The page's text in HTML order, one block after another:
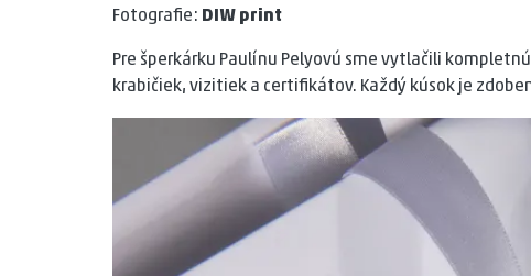
Oznámenia a pozvánky
Etikety a samolepky
Prevádzky a označovanie
Vizitky s
Vizitky s razbou
Zobraziť všetky
Fotografie: DIW print
Pre šperkárku Paulínu Pelyovú sme vytlačili
krabičiek, vizitiek a certifikátov. Každý kúsok je